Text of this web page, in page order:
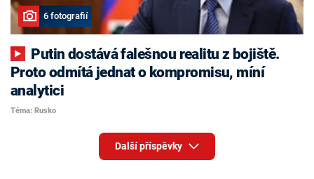
6 fotografií
Proto odmítá jednat o kompromisu, míní
analytici
Téma: Rusko
Další příspěvky